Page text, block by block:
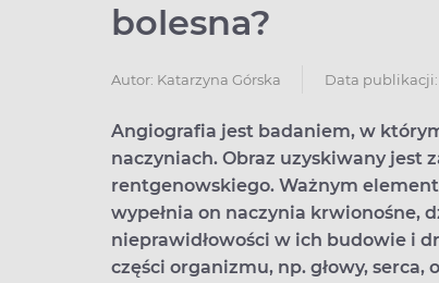
bolesna?
Autor: Katarzyna Górska Data publikacji:
Angiografia jest badaniem, w
naczyniach. Obraz uzyskiwany jest
rentgenowskiego. Ważnym
wypełnia on naczynia krwionośne,
nieprawidłowości w ich budowie i
części organizmu, np. głowy,